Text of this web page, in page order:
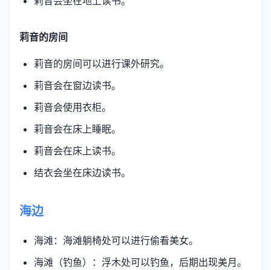
莉音的房间
莉音的房间可以进行课外研究。
莉音会在窗边读书。
莉音会使用衣柜。
莉音会在床上睡眠。
莉音会在床上读书。
结衣会坐在床边读书。
海边
海滩：海滩躺椅处可以进行偷看美女。
海滩（钓鱼）：浮木处可以钓鱼，后期出现美月。